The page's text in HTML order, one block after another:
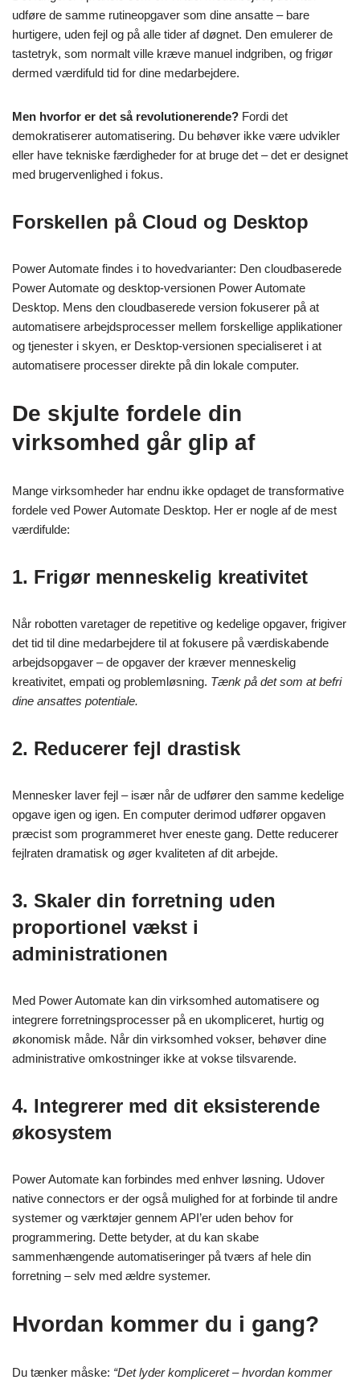
udføre de samme rutineopgaver som dine ansatte – bare
hurtigere, uden fejl og på alle tider af døgnet. Den emulerer de
tastetryk, som normalt ville kræve manuel indgriben, og frigør
dermed værdifuld tid for dine medarbejdere.
Men hvorfor er det så revolutionerende? Fordi det
demokratiserer automatisering. Du behøver ikke være udvikler
eller have tekniske færdigheder for at bruge det – det er designet
med brugervenlighed i fokus.
Forskellen på Cloud og Desktop
Power Automate findes i to hovedvarianter: Den cloudbaserede
Power Automate og desktop-versionen Power Automate
Desktop. Mens den cloudbaserede version fokuserer på at
automatisere arbejdsprocesser mellem forskellige applikationer
og tjenester i skyen, er Desktop-versionen specialiseret i at
automatisere processer direkte på din lokale computer.
De skjulte fordele din
virksomhed går glip af
Mange virksomheder har endnu ikke opdaget de transformative
fordele ved Power Automate Desktop. Her er nogle af de mest
værdifulde:
1. Frigør menneskelig kreativitet
Når robotten varetager de repetitive og kedelige opgaver, frigiver
det tid til dine medarbejdere til at fokusere på værdiskabende
arbejdsopgaver – de opgaver der kræver menneskelig
kreativitet, empati og problemløsning. Tænk på det som at befri
dine ansattes potentiale.
2. Reducerer fejl drastisk
Mennesker laver fejl – især når de udfører den samme kedelige
opgave igen og igen. En computer derimod udfører opgaven
præcist som programmeret hver eneste gang. Dette reducerer
fejlraten dramatisk og øger kvaliteten af dit arbejde.
3. Skaler din forretning uden
proportionel vækst i
administrationen
Med Power Automate kan din virksomhed automatisere og
integrere forretningsprocesser på en ukompliceret, hurtig og
økonomisk måde. Når din virksomhed vokser, behøver dine
administrative omkostninger ikke at vokse tilsvarende.
4. Integrerer med dit eksisterende
økosystem
Power Automate kan forbindes med enhver løsning. Udover
native connectors er der også mulighed for at forbinde til andre
systemer og værktøjer gennem API’er uden behov for
programmering. Dette betyder, at du kan skabe
sammenhængende automatiseringer på tværs af hele din
forretning – selv med ældre systemer.
Hvordan kommer du i gang?
Du tænker måske: “Det lyder kompliceret – hvordan kommer